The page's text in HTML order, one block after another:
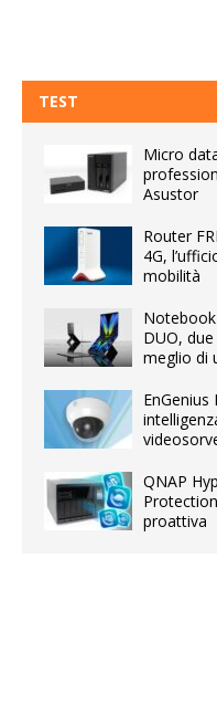
TEST
Micro
Asustor
Router
4G,
mobilità
DUO,
meglio di
EnGenius
QNAP
proattiva